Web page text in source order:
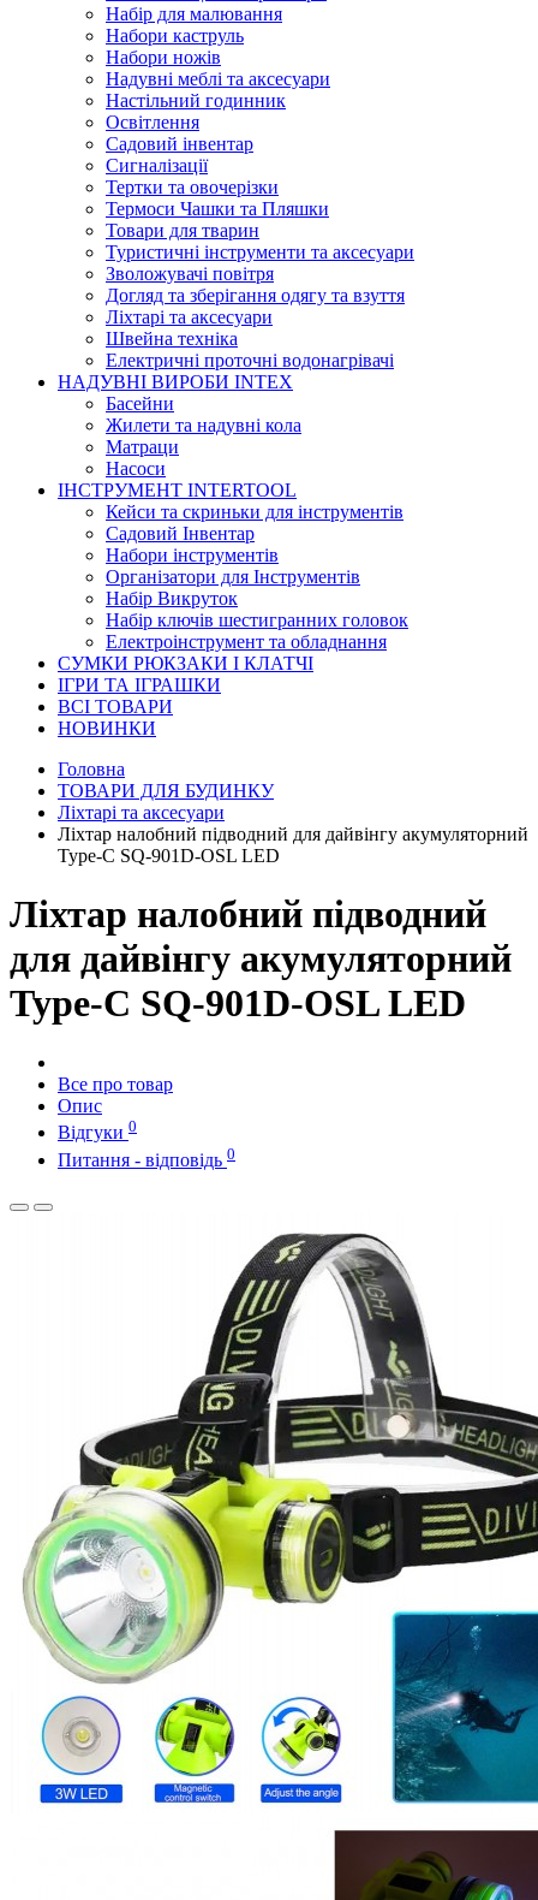
Набір для малювання
Набори каструль
Набори ножів
Надувні меблі та аксесуари
Настільний годинник
Освітлення
Садовий інвентар
Сигналізації
Тертки та овочерізки
Термоси Чашки та Пляшки
Товари для тварин
Туристичні інструменти та аксесуари
Зволожувачі повітря
Догляд та зберігання одягу та взуття
Ліхтарі та аксесуари
Швейна техніка
Електричні проточні водонагрівачі
НАДУВНІ ВИРОБИ INTEX
Басейни
Жилети та надувні кола
Матраци
Насоси
ІНСТРУМЕНТ INTERTOOL
Кейси та скриньки для інструментів
Садовий Інвентар
Набори інструментів
Організатори для Інструментів
Набір Викруток
Набір ключів шестигранних головок
Електроінструмент та обладнання
СУМКИ РЮКЗАКИ І КЛАТЧІ
ІГРИ ТА ІГРАШКИ
ВСІ ТОВАРИ
НОВИНКИ
Головна
ТОВАРИ ДЛЯ БУДИНКУ
Ліхтарі та аксесуари
Ліхтар налобний підводний для дайвінгу акумуляторний
Type-C SQ-901D-OSL LED
Ліхтар налобний підводний
для дайвінгу акумуляторний
Type-C SQ-901D-OSL LED
Все про товар
Опис
Відгуки 0
Питання - відповідь 0